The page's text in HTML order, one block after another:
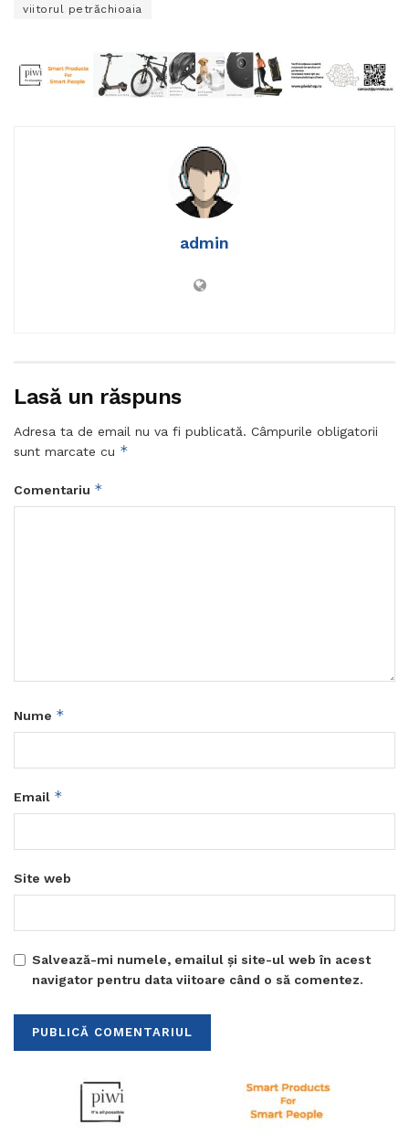
viitorul petrăchioaia
admin
Lasă un răspuns
Adresa ta de email nu va fi publicată. Câmpurile obligatorii
sunt marcate cu *
Comentariu *
Nume *
Email *
Site web
Salvează-mi numele, emailul și site-ul web în acest
navigator pentru data viitoare când o să comentez.